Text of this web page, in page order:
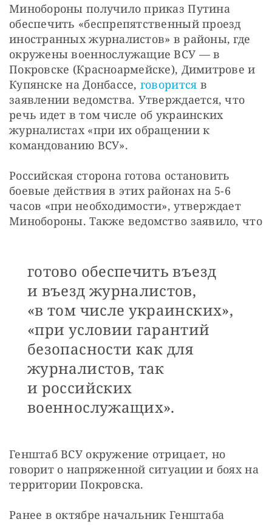
Минобороны получило приказ Путина
обеспечить «беспрепятственный проезд
иностранных журналистов» в районы, где
окружены военнослужащие ВСУ — в
Покровске (Красноармейске), Димитрове и
Купянске на Донбассе, говорится в
заявлении ведомства. Утверждается, что
речь идет в том числе об украинских
журналистах «при их обращении к
командованию ВСУ».
Российская сторона готова остановить
боевые действия в этих районах на 5-6
часов «при необходимости», утверждает
Минобороны. Также ведомство заявило, что
готово обеспечить въезд
и въезд журналистов,
«в том числе украинских»,
«при условии гарантий
безопасности как для
журналистов, так
и российских
военнослужащих».
Генштаб ВСУ окружение отрицает, но
говорит о напряженной ситуации и боях на
территории Покровска.
Ранее в октябре начальник Генштаба